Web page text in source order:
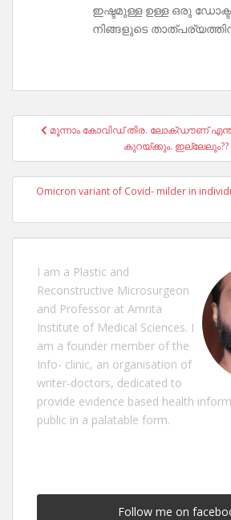
ഇഷ്ടമുള്ള ഉള്ള ഒരു
നിങ്ങളുടെ താത്പര്യത്തിന്
Post
navigation
മൂന്നാം കോവിഡ് തിര. ലോക്ഡൗണ്
കുറയ്ക്കും. ഇല്ലേലും??
Omicron variant of Covid- milder in
I am a Plastic and
Reconstructive Microsurgeon
and Professor at Amrita
Institute of Medical Sciences. I
am a founder member of the
Info- clinic, an organisation of
writer-doctors, dedicated to
provide evidence based health
public in a palatable form.
Follow me on